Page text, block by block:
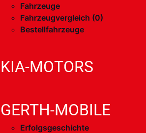
Fahrzeuge
Fahrzeugvergleich (0)
Bestellfahrzeuge
KIA-MOTORS
GERTH-MOBILE
Erfolgsgeschichte